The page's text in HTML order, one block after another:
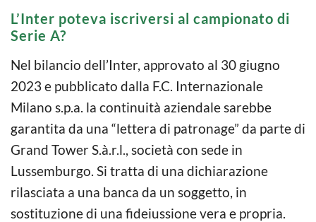
L’Inter poteva iscriversi al campionato di
Serie A?
Nel bilancio dell’Inter, approvato al 30 giugno
2023 e pubblicato dalla F.C. Internazionale
Milano s.p.a. la continuità aziendale sarebbe
garantita da una “lettera di patronage” da parte di
Grand Tower S.à.r.l., società con sede in
Lussemburgo. Si tratta di una dichiarazione
rilasciata a una banca da un soggetto, in
sostituzione di una fideiussione vera e propria.